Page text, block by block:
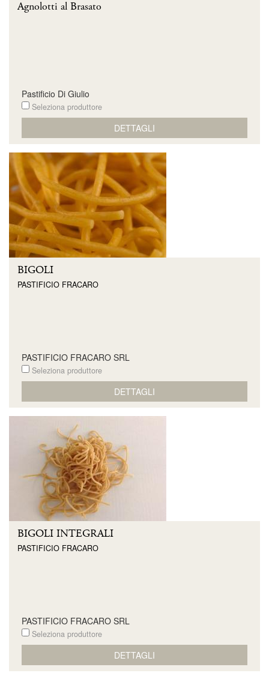
Agnolotti al Brasato
Pastificio Di Giulio
Seleziona produttore
DETTAGLI
BIGOLI
PASTIFICIO FRACARO
PASTIFICIO FRACARO SRL
Seleziona produttore
DETTAGLI
BIGOLI INTEGRALI
PASTIFICIO FRACARO
PASTIFICIO FRACARO SRL
Seleziona produttore
DETTAGLI